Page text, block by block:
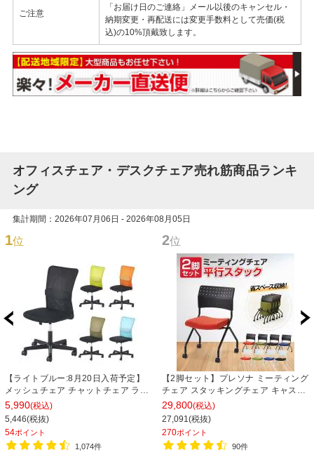
ご注意
「お届け日のご連絡」メール以後のキャンセル・
納期変更・再配送には変更手数料として売価(税
込)の10%頂戴致します。
オフィスチェア・デスクチェア売れ筋商品ランキ
ング
集計期間：2026年07月06日 - 2026年08月05日
1位
【ライトブルー:8月20日入荷予定】
メッシュチェア チャットチェア ラン
バーサポート オフィスチェア デスク
チェア 会議椅子 幅580×奥行580×高
さ835-930mm
5,990(税込)
5,446(税抜)
54ポイント
1,074件
2位
【2脚セット】プレソナ ミーティング
チェア スタッキングチェア キャスタ
ー付き 座面クッション 幅570×奥行
565×高さ805mm 会議室 収納 法人
大人数 重ねる 会議用椅子 会議用チェ
ア
29,800(税込)
27,091(税抜)
270ポイント
90件